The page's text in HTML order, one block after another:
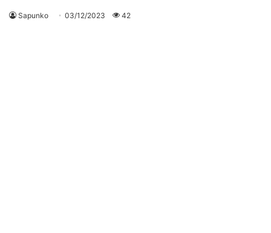
Sapunko 03/12/2023 42